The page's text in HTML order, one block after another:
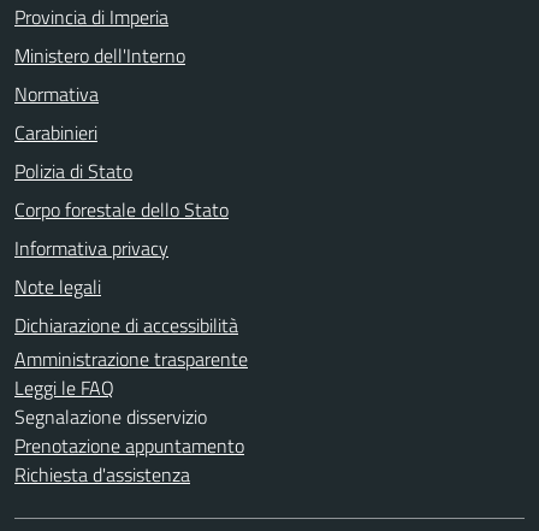
Provincia di Imperia
Ministero dell'Interno
Normativa
Carabinieri
Polizia di Stato
Corpo forestale dello Stato
Informativa privacy
Note legali
Dichiarazione di accessibilità
Amministrazione trasparente
Leggi le FAQ
Segnalazione disservizio
Prenotazione appuntamento
Richiesta d'assistenza